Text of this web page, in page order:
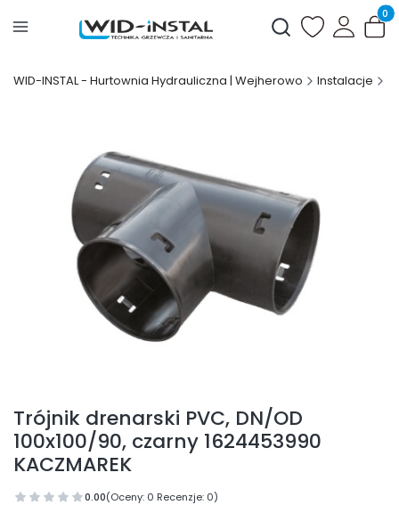
Otwórz
WID-INSTAL - Hurtownia Hydrauliczna | Wejherowo Instalacje
Trójnik drenarski PVC, DN/OD
100x100/90, czarny 1624453990
KACZMAREK
0.00(Oceny: 0 Recenzje: 0)